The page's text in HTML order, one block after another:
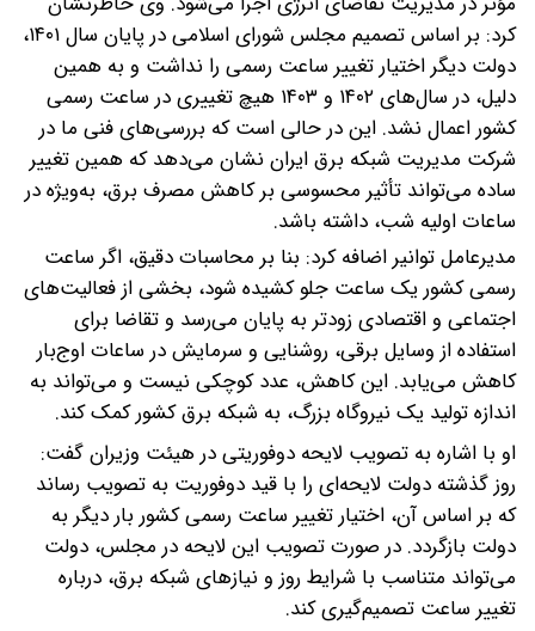
کرد: بر اساس تصمیم مجلس شورای اسلامی در پایان سال ۱۴۰۱،
دولت دیگر اختیار تغییر ساعت رسمی را نداشت و به همین
دلیل، در سال‌های ۱۴۰۲ و ۱۴۰۳ هیچ تغییری در ساعت رسمی
کشور اعمال نشد. این در حالی است که بررسی‌های فنی ما در
شرکت مدیریت شبکه برق ایران نشان می‌دهد که همین تغییر
ساده می‌تواند تأثیر محسوسی بر کاهش مصرف برق، به‌ویژه در
ساعات اولیه شب، داشته باشد.
مدیرعامل توانیر اضافه کرد: بنا بر محاسبات دقیق، اگر ساعت
رسمی کشور یک ساعت جلو کشیده شود، بخشی از فعالیت‌های
اجتماعی و اقتصادی زودتر به پایان می‌رسد و تقاضا برای
استفاده از وسایل برقی، روشنایی و سرمایش در ساعات اوج‌بار
کاهش می‌یابد. این کاهش، عدد کوچکی نیست و می‌تواند به
اندازه تولید یک نیروگاه بزرگ، به شبکه برق کشور کمک کند.
او با اشاره به تصویب لایحه دوفوریتی در هیئت وزیران گفت:
روز گذشته دولت لایحه‌ای را با قید دوفوریت به تصویب رساند
که بر اساس آن، اختیار تغییر ساعت رسمی کشور بار دیگر به
دولت بازگردد. در صورت تصویب این لایحه در مجلس، دولت
می‌تواند متناسب با شرایط روز و نیازهای شبکه برق، درباره
تغییر ساعت تصمیم‌گیری کند.